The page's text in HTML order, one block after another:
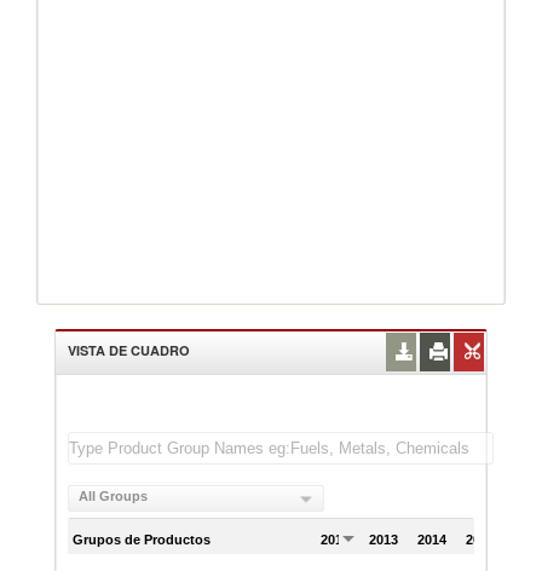
VISTA DE CUADRO
All Groups
Grupos de Productos 2012 2013 2014 2015